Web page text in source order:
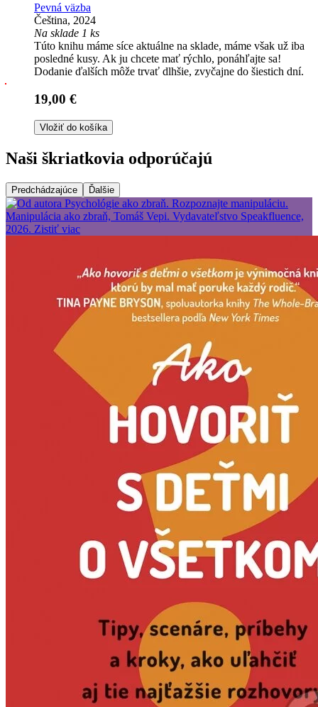
Pevná väzba
Čeština, 2024
Na sklade 1 ks
Túto knihu máme síce aktuálne na sklade, máme však už iba
posledné kusy. Ak ju chcete mať rýchlo, ponáhľajte sa!
Dodanie ďalších môže trvať dlhšie, zvyčajne do šiestich dní.
19,00 €
Vložiť do košíka
Naši škriatkovia odporúčajú
Predchádzajúce Ďalšie